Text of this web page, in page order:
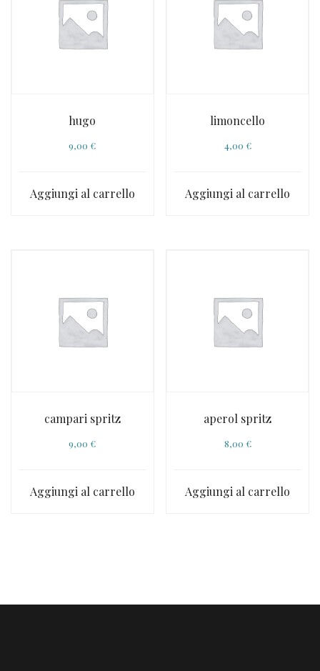
hugo
9,00 €
Aggiungi al carrello
limoncello
4,00 €
Aggiungi al carrello
campari spritz
9,00 €
Aggiungi al carrello
aperol spritz
8,00 €
Aggiungi al carrello